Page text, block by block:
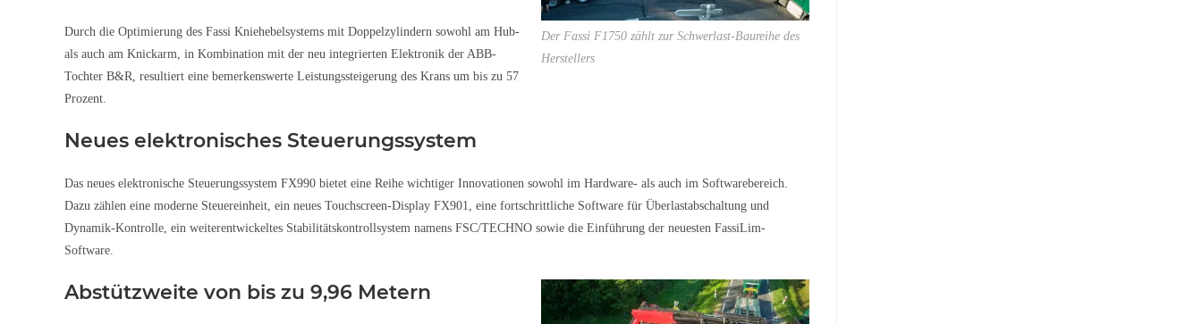
Der Fassi F1750 zählt zur Schwerlast-Baureihe des
Herstellers
Durch die Optimierung des Fassi Kniehebelsystems mit Doppelzylindern sowohl am Hub-
als auch am Knickarm, in Kombination mit der neu integrierten Elektronik der ABB-
Tochter B&R, resultiert eine bemerkenswerte Leistungssteigerung des Krans um bis zu 57
Prozent.
Neues elektronisches Steuerungssystem
Das neues elektronische Steuerungssystem FX990 bietet eine Reihe wichtiger Innovationen sowohl im Hardware- als auch im Softwarebereich.
Dazu zählen eine moderne Steuereinheit, ein neues Touchscreen-Display FX901, eine fortschrittliche Software für Überlastabschaltung und
Dynamik-Kontrolle, ein weiterentwickeltes Stabilitätskontrollsystem namens FSC/TECHNO sowie die Einführung der neuesten FassiLim-
Software.
Abstützweite von bis zu 9,96 Metern